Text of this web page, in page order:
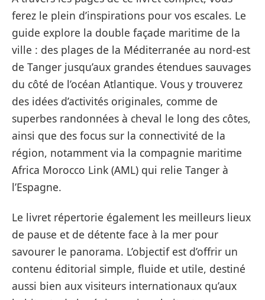
ferez le plein d’inspirations pour vos escales. Le
guide explore la double façade maritime de la
ville : des plages de la Méditerranée au nord-est
de Tanger jusqu’aux grandes étendues sauvages
du côté de l’océan Atlantique. Vous y trouverez
des idées d’activités originales, comme de
superbes randonnées à cheval le long des côtes,
ainsi que des focus sur la connectivité de la
région, notamment via la compagnie maritime
Africa Morocco Link (AML) qui relie Tanger à
l’Espagne.
Le livret répertorie également les meilleurs lieux
de pause et de détente face à la mer pour
savourer le panorama. L’objectif est d’offrir un
contenu éditorial simple, fluide et utile, destiné
aussi bien aux visiteurs internationaux qu’aux